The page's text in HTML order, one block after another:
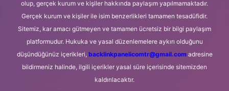
olup, gerçek kurum ve kişiler hakkında paylaşım yapılmamaktadır.
Gerçek kurum ve kişiler ile isim benzerlikleri tamamen tesadüfidir.
Sitemiz, kar amacı gütmeyen ve tamamen ücretsiz bir bilgi paylaşım
platformudur. Hukuka ve yasal düzenlemelere aykırı olduğunu
düşündüğünüz içerikleri, backlinkpanelicomtr@gmail.comadresine
bildirmeniz halinde, ilgili içerikler yasal süre içerisinde sitemizden
kaldırılacaktır.